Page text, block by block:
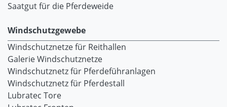
Saatgut für die Pferdeweide
Windschutzgewebe
Windschutznetze für Reithallen
Galerie Windschutznetze
Windschutznetz für Pferdeführanlagen
Windschutznetz für Pferdestall
Lubratec Tore